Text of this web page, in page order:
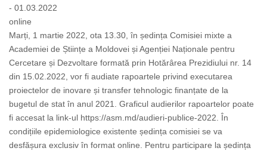
- 01.03.2022
online
Marți, 1 martie 2022, ota 13.30, în ședința Comisiei mixte a
Academiei de Științe a Moldovei și Agenției Naționale pentru
Cercetare și Dezvoltare formată prin Hotărârea Prezidiului nr. 14
din 15.02.2022, vor fi audiate rapoartele privind executarea
proiectelor de inovare și transfer tehnologic finanțate de la
bugetul de stat în anul 2021. Graficul audierilor rapoartelor poate
fi accesat la link-ul https://asm.md/audieri-publice-2022. În
condițiile epidemiologice existente ședința comisiei se va
desfășura exclusiv în format online. Pentru participare la ședința